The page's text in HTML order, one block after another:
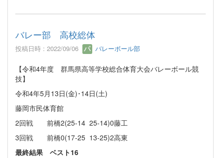
バレー部 高校総体
投稿日時 : 2022/09/06 バレーボール部
【令和4年度 群馬県高等学校総合体育大会バレーボール競
技】
令和4年5月13日(金)･14日(土)
藤岡市民体育館
2回戦 前橋2(25-14 25-14)0藤工
3回戦 前橋0(17-25 13-25)2高東
最終結果 ベスト16